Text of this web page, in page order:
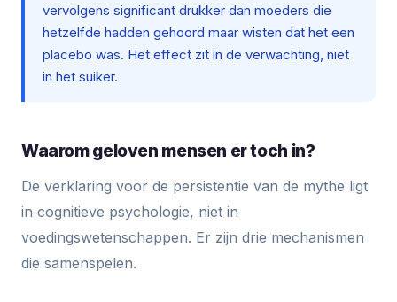
vervolgens significant drukker dan moeders die
hetzelfde hadden gehoord maar wisten dat het een
placebo was. Het effect zit in de verwachting, niet
in het suiker.
Waarom geloven mensen er toch in?
De verklaring voor de persistentie van de mythe ligt
in cognitieve psychologie, niet in
voedingswetenschappen. Er zijn drie mechanismen
die samenspelen.